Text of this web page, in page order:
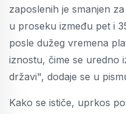
zaposlenih je smanjen
u proseku između pet i
posle dužeg vremena
iznostu, čime se uredno
državi", dodaje se u
Kako se ističe, uprkos